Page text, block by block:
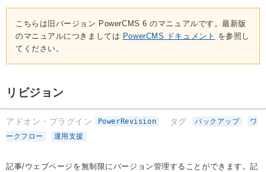
こちらは旧バージョン PowerCMS 6 のマニュアルです。最新版
のマニュアルにつきましては PowerCMS ドキュメント を参照し
てください。
リビジョン
アドオン・プラグイン PowerRevision タグ バックアップ
ワ
ークフロー
運用支援
記事/ウェブページを無制限にバージョン管理することができます。記